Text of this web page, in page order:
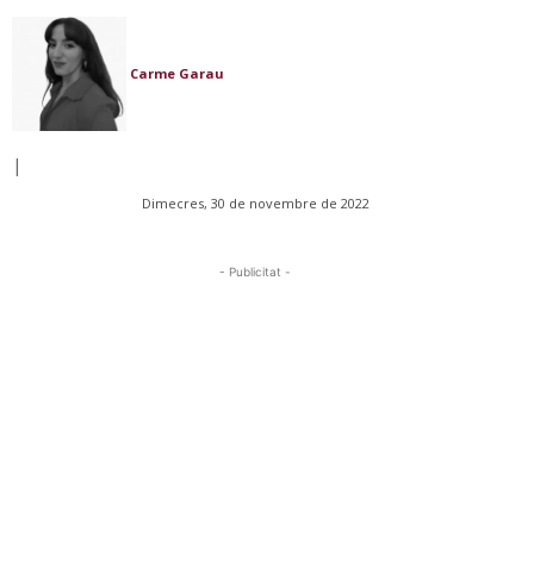
Carme Garau
|
Dimecres, 30 de novembre de 2022
- Publicitat -